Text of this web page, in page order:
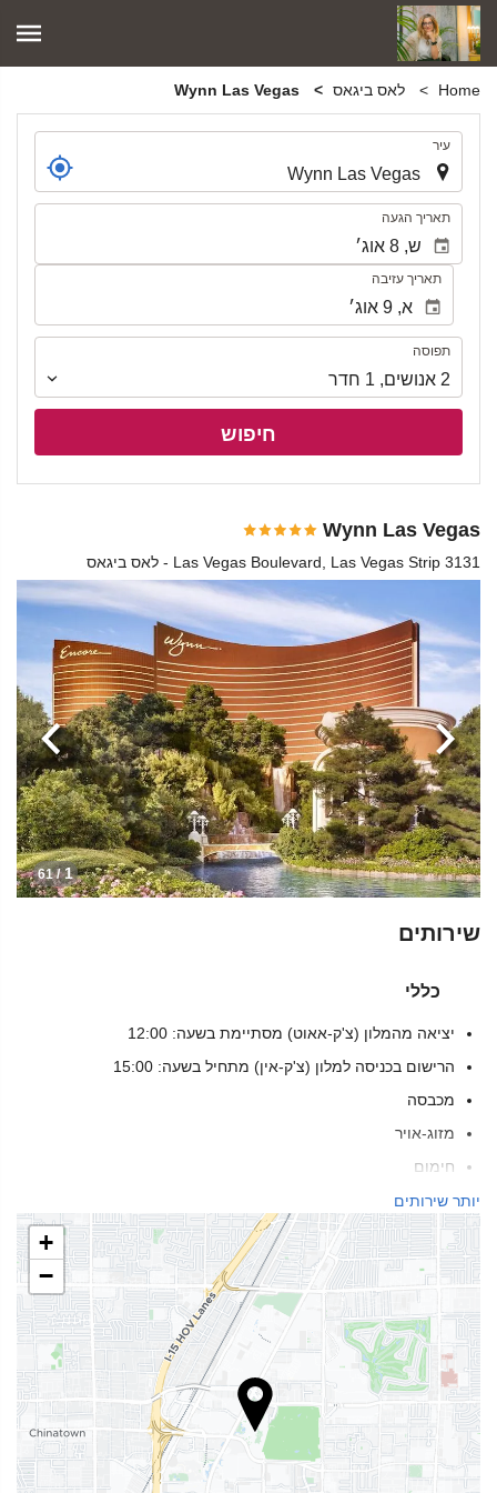
Home לאס ביגאס
עיר
תאריך הגעה
תאריך עזיבה
תפוסה
תפוסה
2 אנושים,
1 חדר
חיפוש
Wynn Las Vegas
3131 Las Vegas Boulevard, Las Vegas Strip - לאס ביגאס
1
/ 61
הקודמת הבא
שירותים
כללי
יציאה מהמלון (צ'ק-אאוט) מסתיימת בשעה: 12:00
הרישום בכניסה למלון (צ'ק-אין) מתחיל בשעה: 15:00
מכבסה
מזוג-אויר
חימום
מעלית
למבוגרים בלבד
אנשים עם ניידות מוגבלת
חדרים ללא לעשן
אזור עישון
אין כניסה לחיות מחמד
בריאות
בר-בריכה
יותר שירותים
+
−